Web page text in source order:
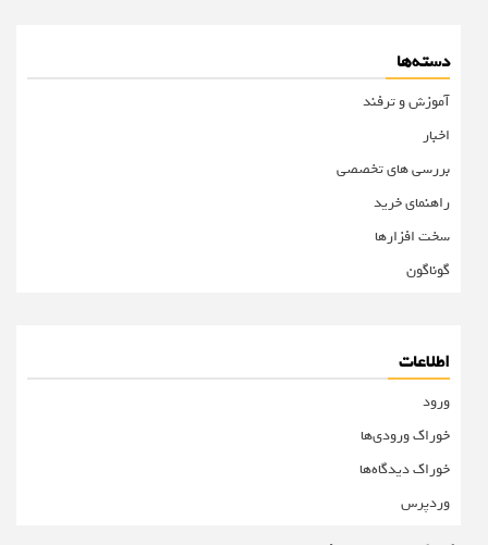
دسته‌ها
آموزش و ترفند
اخبار
بررسی های تخصصی
راهنمای خرید
سخت افزارها
گوناگون
اطلاعات
ورود
خوراک ورودی‌ها
خوراک دیدگاه‌ها
وردپرس